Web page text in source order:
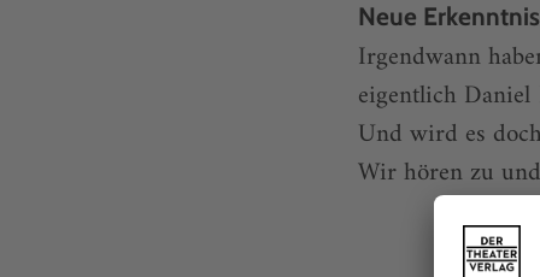
Neue
Irgendwann
eigentlich
Und wird es
Wir hören zu